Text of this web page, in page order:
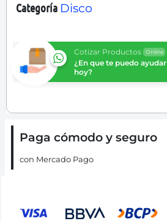
Categoría Disco
Cotizar Productos Online
¿En que te puedo ayudar
hoy?
Paga cómodo y seguro
con Mercado Pago